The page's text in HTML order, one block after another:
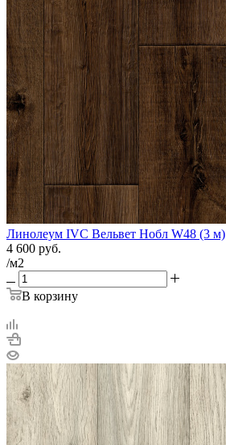
Линолеум IVC Вельвет Нобл W48 (3 м)
4 600 руб.
/м2
В корзину